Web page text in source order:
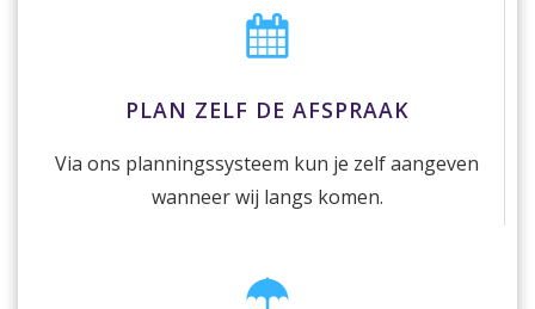
PLAN ZELF DE AFSPRAAK
Via ons planningssysteem kun je zelf aangeven
wanneer wij langs komen.